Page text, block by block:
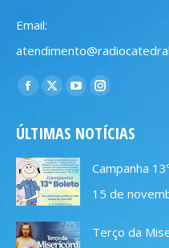
Email:
Encontre-nos em:
Facebook
opens
in
new
window
X
opens
in
new
window
YouTube
opens
in
new
window
Instagram
opens
new
window
ÚLTIMAS NOTÍCIAS
Campanha
15 de
Terço da